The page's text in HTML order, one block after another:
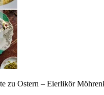
zu Ostern – Eierlikör